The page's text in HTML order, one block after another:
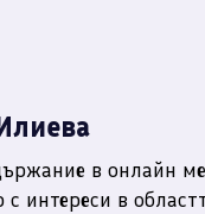
в онлайн
интереси в